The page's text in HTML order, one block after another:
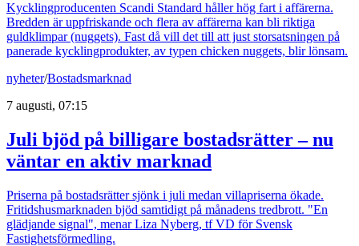
Kycklingproducenten Scandi Standard håller hög fart i affärerna.
Bredden är uppfriskande och flera av affärerna kan bli riktiga
guldklimpar (nuggets). Fast då vill det till att just storsatsningen på
panerade kycklingprodukter, av typen chicken nuggets, blir lönsam.
nyheter/Bostadsmarknad
7 augusti, 07:15
Juli bjöd på billigare bostadsrätter – nu
väntar en aktiv marknad
Priserna på bostadsrätter sjönk i juli medan villapriserna ökade.
Fritidshusmarknaden bjöd samtidigt på månadens tredbrott. "En
glädjande signal", menar Liza Nyberg, tf VD för Svensk
Fastighetsförmedling.